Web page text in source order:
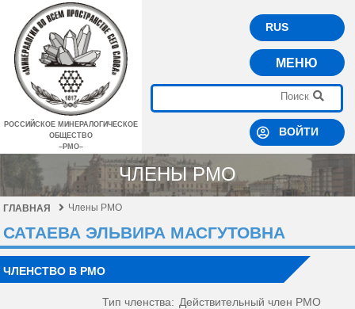
РОССИЙСКОЕ МИНЕРАЛОГИЧЕСКОЕ
ОБЩЕСТВО
–РМО–
RUS
МЕНЮ
ВОЙТИ
ЧЛЕНЫ РМО
ГЛАВНАЯ Члены РМО
САТАЕВА ЭЛЬВИРА МАСГУТОВНА
ЧЛЕНСТВО В РМО
Тип членства: Действительный член РМО